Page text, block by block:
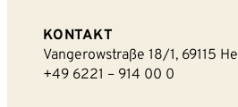
KONTAKT
Vangerowstraße 18/1, 69115
+49 6221 – 914 00 0